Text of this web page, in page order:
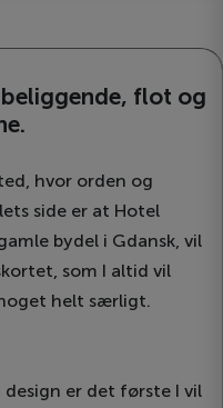
flot og
hvor orden og
side er at Hotel
bydel i Gdansk, vil
som I altid vil
helt særligt.
er det første I vil